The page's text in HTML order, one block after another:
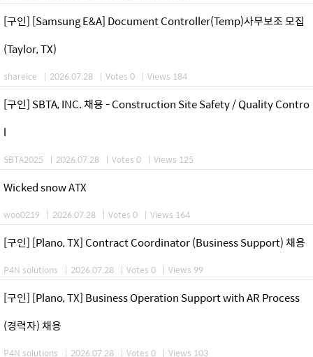
[구인] [Samsung E&A] Document Controller(Temp)사무보조 모집
(Taylor, TX)
shareice | 2026.07.28 | Votes 0 | Views 184
[구인] SBTA, INC. 채용 - Construction Site Safety / Quality Contro
l
SBTA2025 | 2026.07.28 | Votes 0 | Views 125
Wicked snow ATX
woo0219 | 2026.07.28 | Votes 0 | Views 164
[구인] [Plano, TX] Contract Coordinator (Business Support) 채용
P4N solutions | 2026.07.28 | Votes 0 | Views 99
[구인] [Plano, TX] Business Operation Support with AR Process
(경력자) 채용
P4N solutions | 2026.07.28 | Votes 0 | Views 103